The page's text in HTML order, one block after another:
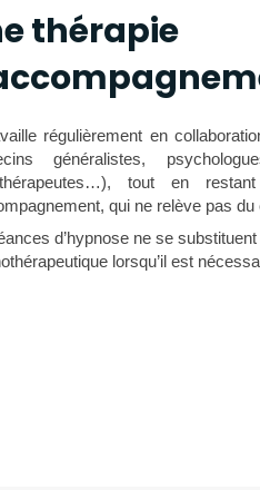
thérapie
régulièrement en
généralistes,
tout en
qui ne relève pas
d’hypnose ne se
lorsqu’il est